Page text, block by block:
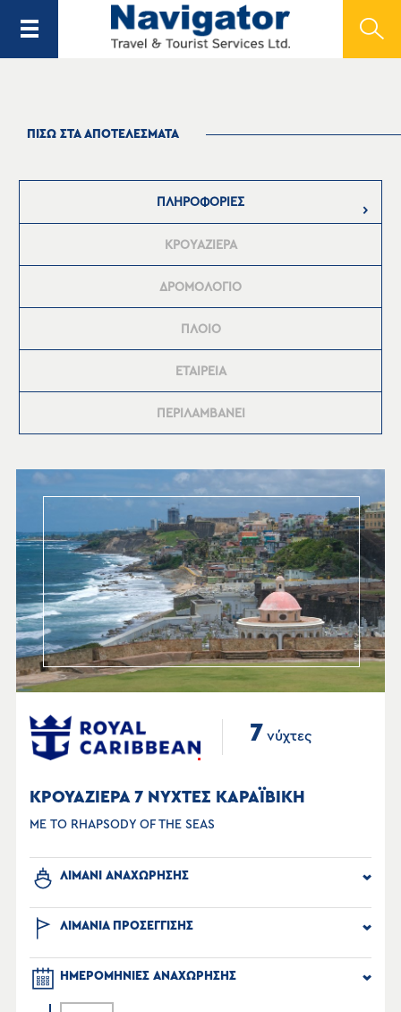
ΠΙΣΩ ΣΤΑ ΑΠΟΤΕΛΕΣΜΑΤΑ
ΠΛΗΡΟΦΟΡΙΕΣ
ΚΡΟΥΑΖΙΕΡΑ
ΔΡΟΜΟΛΟΓΙΟ
ΠΛΟΙΟ
ΕΤΑΙΡΕΙΑ
ΠΕΡΙΛΑΜΒΑΝΕΙ
7 νύχτες
ΚΡΟΥΑΖΙΕΡΑ 7 ΝΥΧΤΕΣ ΚΑΡΑΪΒΙΚΗ
ΜΕ ΤΟ RHAPSODY OF THE SEAS
ΛΙΜΑΝΙ ΑΝΑΧΩΡΗΣΗΣ
ΛΙΜΑΝΙΑ ΠΡΟΣΕΓΓΙΣΗΣ
ΗΜΕΡΟΜΗΝΙΕΣ ΑΝΑΧΩΡΗΣΗΣ